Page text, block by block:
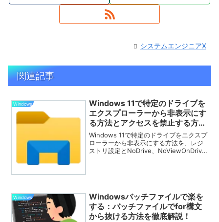
システムエンジニアX
関連記事
Windows
Windows 11で特定のドライブを
エクスプローラーから非表示にす
る方法とアクセスを禁止する方法
（レジストリ設定）
Windows 11で特定のドライブをエクスプ
ローラーから非表示にする方法を、レジ
ストリ設定とNoDrive、NoViewOnDrive
Windows
Windowsバッチファイルで楽を
する：バッチファイルでfor構文
から抜ける方法を徹底解説！